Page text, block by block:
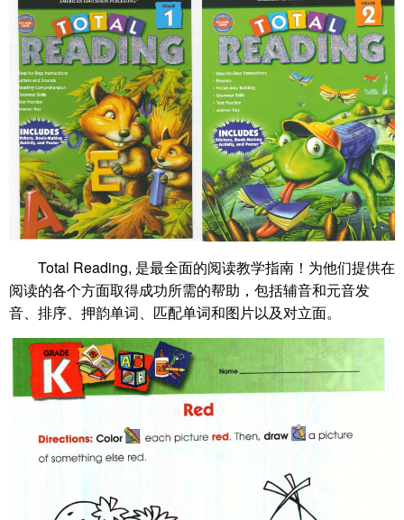
Total Reading, 是最全面的阅读教学指南！为他们提供在
阅读的各个方面取得成功所需的帮助，包括辅音和元音发
音、排序、押韵单词、匹配单词和图片以及对立面。